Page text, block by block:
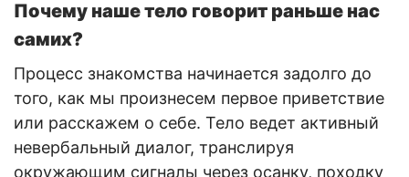
Почему наше тело говорит раньше нас
самих?
Процесс знакомства начинается задолго до
того, как мы произнесем первое приветствие
или расскажем о себе. Тело ведет активный
невербальный диалог, транслируя
окружающим сигналы через осанку, походку